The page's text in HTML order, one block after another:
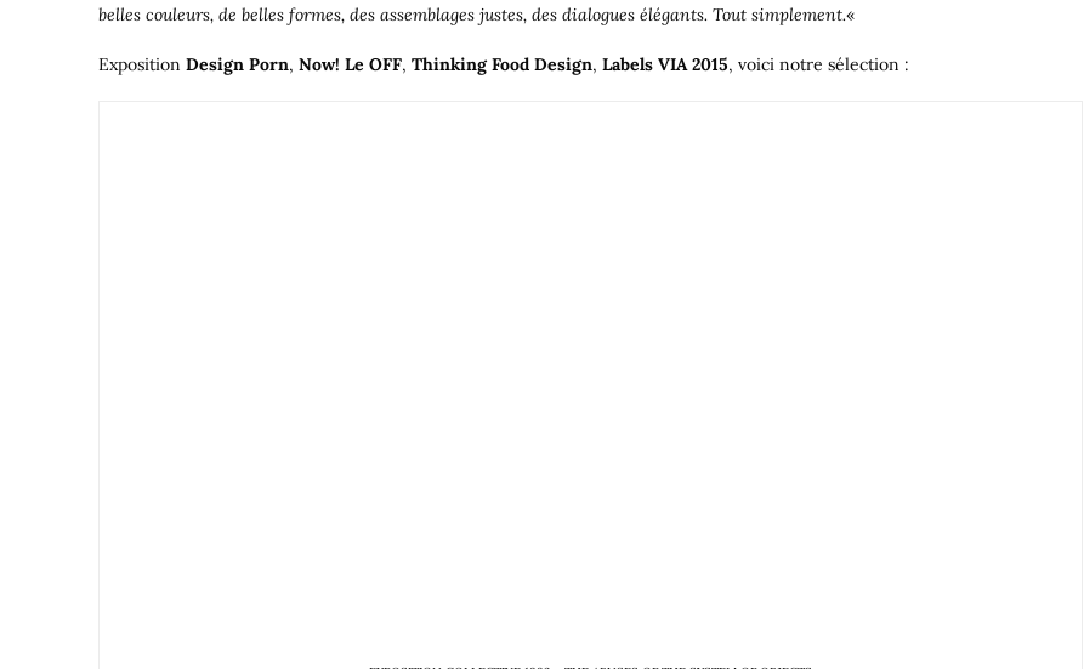
belles couleurs, de belles formes, des assemblages justes, des dialogues élégants. Tout simplement.«
Exposition Design Porn, Now! Le OFF, Thinking Food Design, Labels VIA 2015, voici notre sélection :